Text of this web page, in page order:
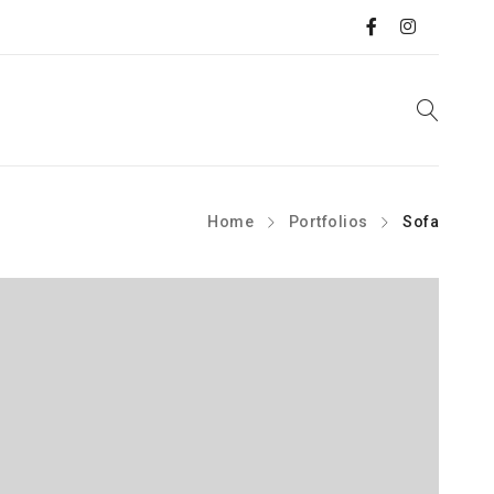
Home Portfolios Sofa